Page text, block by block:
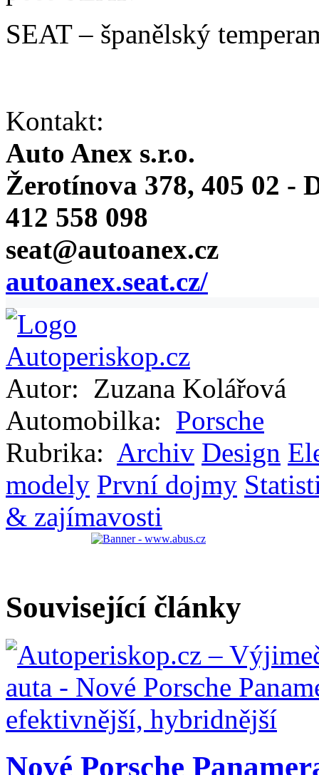
SEAT – španělský
Kontakt:
Auto Anex s.r.o.
Žerotínova 378, 405 02 -
412 558 098
seat@autoanex.cz
autoanex.seat.cz/
Autor: Zuzana Kolářová
Automobilka: Porsche
Rubrika: Archiv Design
modely První dojmy
& zajímavosti
Související články
Nové Porsche